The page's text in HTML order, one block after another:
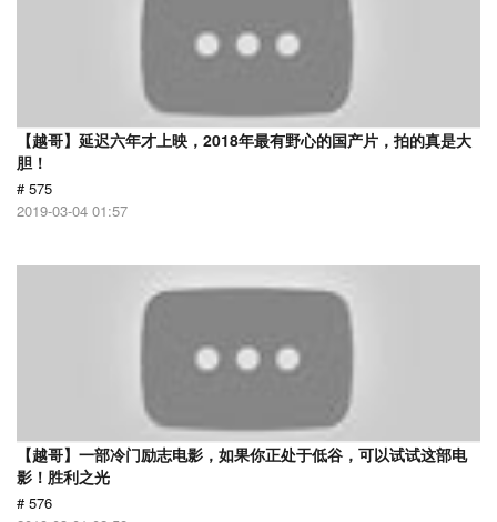
【越哥】延迟六年才上映，2018年最有野心的国产片，拍的真是大
胆！
# 575
2019-03-04 01:57
【越哥】一部冷门励志电影，如果你正处于低谷，可以试试这部电
影！胜利之光
# 576